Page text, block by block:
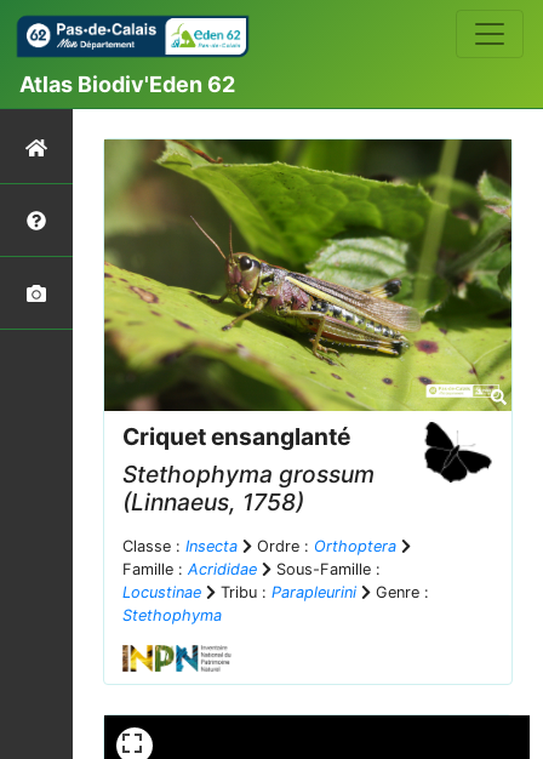
Atlas Biodiv'Eden 62
Criquet ensanglanté
Stethophyma grossum
(Linnaeus, 1758)
Classe : Insecta Ordre : Orthoptera
Famille : Acrididae
Sous-Famille :
Locustinae
Tribu : Parapleurini
Genre :
Stethophyma